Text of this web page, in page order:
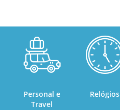
Personal e
Travel
Relógios